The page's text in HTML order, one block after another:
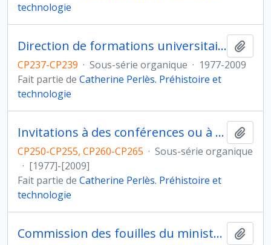
technologie
Direction de formations universitaires à l'université de Paris X Nanterre
CP237-CP239 · Sous-série organique · 1977-2009
Fait partie de Catherine Perlès. Préhistoire et
technologie
Invitations à des conférences ou à des séminaires dans des universités
CP250-CP255, CP260-CP265 · Sous-série organique
· [1977]-[2009]
Fait partie de Catherine Perlès. Préhistoire et
technologie
Commission des fouilles du ministère des Affaires étrangères